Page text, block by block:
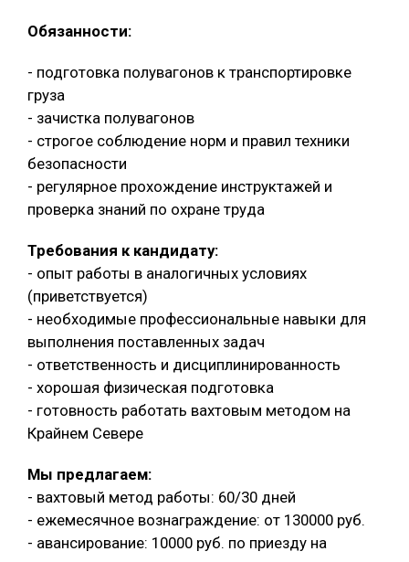
Обязанности:
- подготовка полувагонов к транспортировке
груза
- зачистка полувагонов
- строгое соблюдение норм и правил техники
безопасности
- регулярное прохождение инструктажей и
проверка знаний по охране труда
Требования к кандидату:
- опыт работы в аналогичных условиях
(приветствуется)
- необходимые профессиональные навыки для
выполнения поставленных задач
- ответственность и дисциплинированность
- хорошая физическая подготовка
- готовность работать вахтовым методом на
Крайнем Севере
Мы предлагаем:
- вахтовый метод работы: 60/30 дней
- ежемесячное вознаграждение: от 130000 руб.
- авансирование: 10000 руб. по приезду на